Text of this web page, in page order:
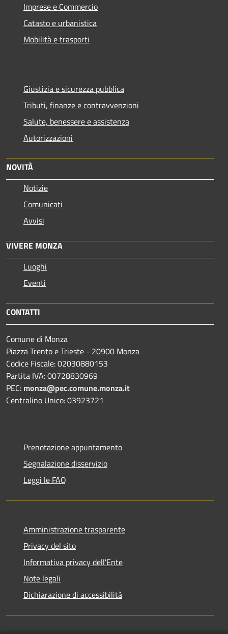
Imprese e Commercio
Catasto e urbanistica
Mobilità e trasporti
Giustizia e sicurezza pubblica
Tributi, finanze e contravvenzioni
Salute, benessere e assistenza
Autorizzazioni
NOVITÀ
Notizie
Comunicati
Avvisi
VIVERE MONZA
Luoghi
Eventi
CONTATTI
Comune di Monza
Piazza Trento e Trieste - 20900 Monza
Codice Fiscale: 02030880153
Partita IVA: 00728830969
PEC: monza@pec.comune.monza.it
Centralino Unico: 03923721
Prenotazione appuntamento
Segnalazione disservizio
Leggi le FAQ
Amministrazione trasparente
Privacy del sito
Informativa privacy dell'Ente
Note legali
Dichiarazione di accessibilità